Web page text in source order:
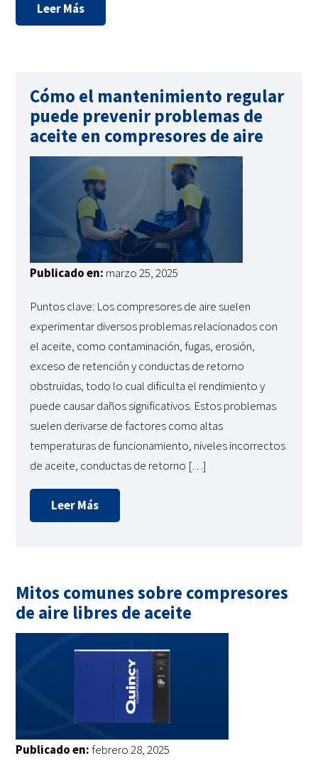
Leer Más
Cómo el mantenimiento regular
puede prevenir problemas de
aceite en compresores de aire
Publicado en: marzo 25, 2025
Puntos clave: Los compresores de aire suelen
experimentar diversos problemas relacionados con
el aceite, como contaminación, fugas, erosión,
exceso de retención y conductas de retorno
obstruidas, todo lo cual dificulta el rendimiento y
puede causar daños significativos. Estos problemas
suelen derivarse de factores como altas
temperaturas de funcionamiento, niveles incorrectos
de aceite, conductas de retorno […]
Leer Más
Mitos comunes sobre compresores
de aire libres de aceite
Publicado en: febrero 28, 2025